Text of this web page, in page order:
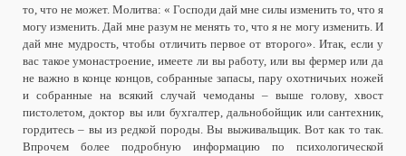
то, что не может. Молитва: « Господи дай мне силы изменить то, что я
могу изменить. Дай мне разум не менять то, что я не могу изменить. И
дай мне мудрость, чтобы отличить первое от второго». Итак, если у
вас такое умонастроение, имеете ли вы работу, или вы фермер или да
не важно в конце концов, собранные запасы, пару охотничьих ножей
и собранные на всякий случай чемоданы – выше голову, хвост
пистолетом, доктор вы или бухгалтер, дальнобойщик или сантехник,
гордитесь – вы из редкой породы. Вы выживальщик. Вот как то так.
Впрочем более подробную информацию по психологической